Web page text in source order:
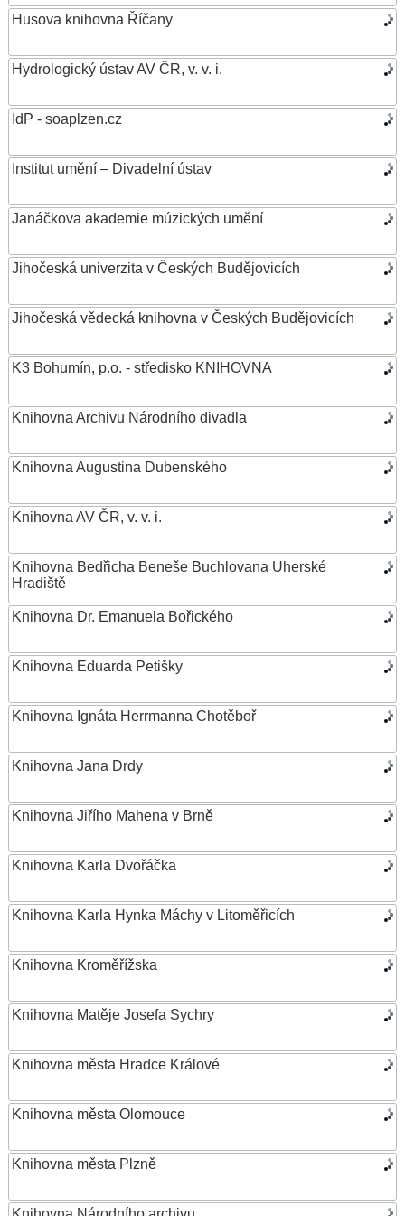
Husova knihovna Říčany
Hydrologický ústav AV ČR, v. v. i.
IdP - soaplzen.cz
Institut umění – Divadelní ústav
Janáčkova akademie múzických umění
Jihočeská univerzita v Českých Budějovicích
Jihočeská vědecká knihovna v Českých Budějovicích
K3 Bohumín, p.o. - středisko KNIHOVNA
Knihovna Archivu Národního divadla
Knihovna Augustina Dubenského
Knihovna AV ČR, v. v. i.
Knihovna Bedřicha Beneše Buchlovana Uherské
Hradiště
Knihovna Dr. Emanuela Bořického
Knihovna Eduarda Petišky
Knihovna Ignáta Herrmanna Chotěboř
Knihovna Jana Drdy
Knihovna Jiřího Mahena v Brně
Knihovna Karla Dvořáčka
Knihovna Karla Hynka Máchy v Litoměřicích
Knihovna Kroměřížska
Knihovna Matěje Josefa Sychry
Knihovna města Hradce Králové
Knihovna města Olomouce
Knihovna města Plzně